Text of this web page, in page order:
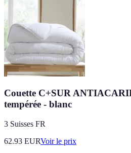
Couette C+SUR
tempérée - blanc
3 Suisses FR
62.93 EURVoir le prix